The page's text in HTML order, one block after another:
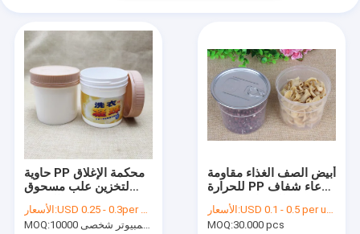
حاوية PP محكمة الإغلاق
لتخزين علب مسحوق
البروتين الغذائي
الأسعار:USD 0.25 - 0.3per unit
MOQ:
10000 جهاز كمبيوتر شخصى
أبيض الصف الغذاء مقاومة
للحرارة PP عاء شفاف
للحساء / صلصة
الأسعار:USD 0.1 - 0.5 per unit
MOQ:30.000 pcs